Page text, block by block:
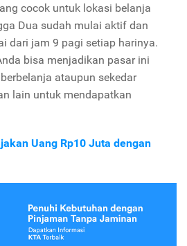
cocok untuk lokasi belanja
Dua sudah mulai aktif dan
dari jam 9 pagi setiap harinya.
bisa menjadikan pasar ini
ataupun sekedar
lain untuk mendapatkan
Uang Rp10 Juta dengan